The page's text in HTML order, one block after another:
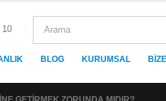
10
BLOG KURUMSAL